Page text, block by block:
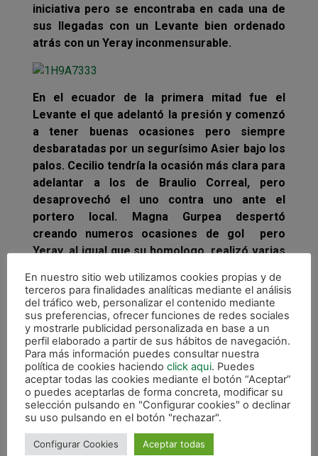
iniciativa pero se encontraba en cada una de
sus llegadas con un Levante bien ordenado
atrás con un Yeray inconmensurable.
En el ecuador de la primera mitad fue el
Levante el que adelantó la presión y comenzó
a tener buenas ocasiones pero siempre
desbaratadas por un segurísimo Asier bajo los
palos. Cecilio tendría la ocasión más clara para
adelantar a los de Braulio Correal, pero
desaprovechó el uno contra uno ante el
portero local. Magna Gurpea despertó
creando numeros ocasiones de gol pero
Yeray, al igual que su homologo, realizó varias
llegara al descanso con 0-0.
En la segunda mitad, Magna Gurpea se
adelantaría en el marcador gracias a un gol de
Eseverri que finalizó una buena triangulación
de los navarros en el minuto 29. Tripodi
devolvía las tablas al marcador 1-1, tan solo un
minuto después, tras batir a Asier dentro del
área. Fue entonces, cuando Imanol Arregui
decidió arriesgar con portero jugador a cinco
minutos del final. Y la estrategia le funcionó,
En nuestro sitio web utilizamos cookies propias y de
terceros para finalidades analíticas mediante el análisis
del tráfico web, personalizar el contenido mediante
sus preferencias, ofrecer funciones de redes sociales
y mostrarle publicidad personalizada en base a un
perfil elaborado a partir de sus hábitos de navegación.
Para más información puedes consultar nuestra
política de cookies haciendo click aqui. Puedes
aceptar todas las cookies mediante el botón “Aceptar”
o puedes aceptarlas de forma concreta, modificar su
selección pulsando en "Configurar cookies" o declinar
su uso pulsando en el botón "rechazar".
Configurar Cookies Aceptar todas